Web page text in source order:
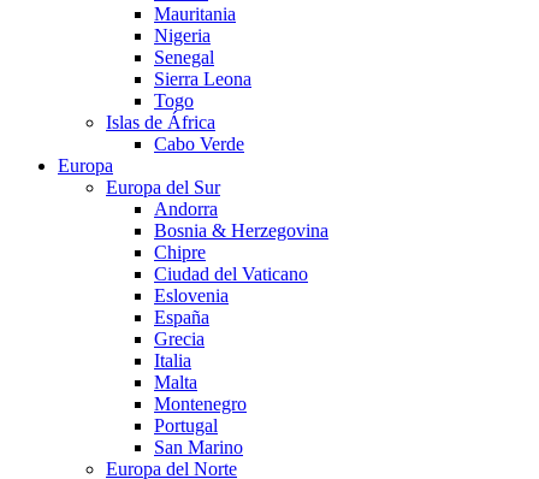
Mauritania
Nigeria
Senegal
Sierra Leona
Togo
Islas de África
Cabo Verde
Europa
Europa del Sur
Andorra
Bosnia & Herzegovina
Chipre
Ciudad del Vaticano
Eslovenia
España
Grecia
Italia
Malta
Montenegro
Portugal
San Marino
Europa del Norte